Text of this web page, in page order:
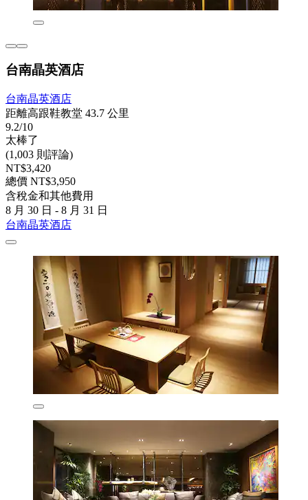
台南晶英酒店
台南晶英酒店
距離高跟鞋教堂 43.7 公里
9.2/10
太棒了
(1,003 則評論)
NT$3,420
總價 NT$3,950
含稅金和其他費用
8 月 30 日 - 8 月 31 日
台南晶英酒店